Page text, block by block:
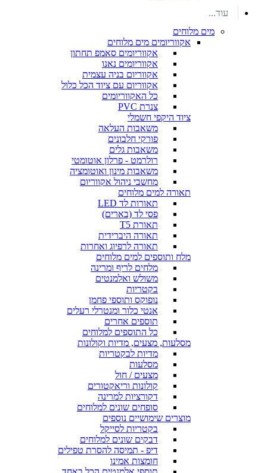
עוד...
מים מלוחים
אקווריומים מים מלוחים
אקווריומים סאמפ תחתון
אקווריומים נאנו
אקווריום בניה עצמית
אקווריום עם ציוד הכל כלול
כל האקווריומים
צנרת PVC
ציוד היקפי חשמלי
משאבות העלאה
פורקי חלבונים
משאבות גלים
רולרמט - פרלון אוטומטי
משאבות מינון ואוטומציה
מחשבי ניהול אקווריום
תאורה למים מלוחים
תאורות לד LED
פסי לד (בארים)
תאורת T5
תאורה היברידית
תאורה לרפיוג ואחרות
מלח ותוספים למים מלוחים
מלחים לריף ומרינה
משולש ואלמנטים
בקטריות
נופוקס ותוספי פחמן
אנטי כלור ומנטרלי רעלים
תוספים אחרים
כל התוספים למלוחים
מסלעות, מצעים, מדיות וקולונות
מדיות לבקטריות
מסלעות
מצעים / חול
קולונות וריאקטורים
דקורציות למרינה
סופחים שונים למלוחים
מוצרים שימושיים נוספים
בקטריות לסייקל
דבקים שונים למלוחים
דיפ - תמיסה להסרת טפילים
חומצות אמינו